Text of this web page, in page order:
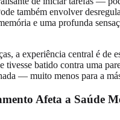
também envolver
e uma profunda
a experiência central é de
tivesse batido contra uma
— muito menos para a
Afeta a Saúde